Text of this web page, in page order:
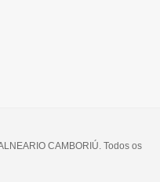
CAMBORIÚ. Todos os